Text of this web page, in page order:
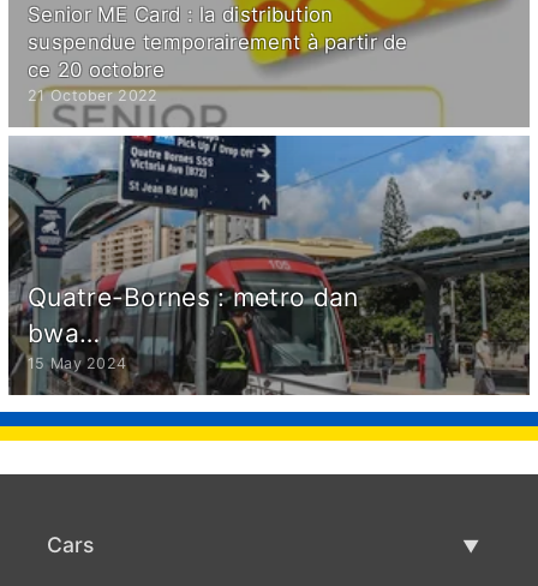
Senior ME Card : la distribution
suspendue temporairement à partir de
ce 20 octobre
21 October 2022
Quatre-Bornes : metro dan
bwa…
15 May 2024
Cars